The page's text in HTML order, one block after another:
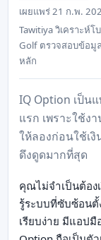
เผยแพร่ 21 ก.พ.
Tawitiya วิเคราะห์โ
Golf ตรวจสอบข้อมู
หลัก
IQ Option เป็น
แรก เพราะใช้ง
ให้ลองก่อนใช้เ
ดึงดูดมากที่สุด
คุณไม่จำเป็นต้อง
รู้ระบบที่ซับซ้อน
เรียบง่าย มีแอปมื